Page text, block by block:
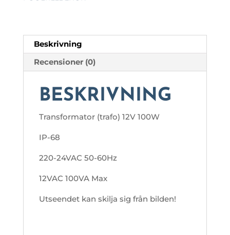
Beskrivning
Recensioner (0)
BESKRIVNING
Transformator (trafo) 12V 100W
IP-68
220-24VAC 50-60Hz
12VAC 100VA Max
Utseendet kan skilja sig från bilden!